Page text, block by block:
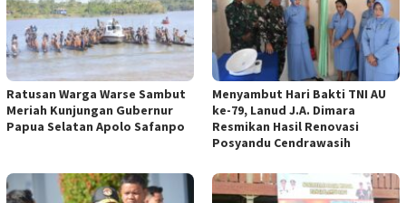
Ratusan Warga Warse Sambut
Meriah Kunjungan Gubernur
Papua Selatan Apolo Safanpo
Menyambut Hari Bakti TNI AU
ke-79, Lanud J.A. Dimara
Resmikan Hasil Renovasi
Posyandu Cendrawasih